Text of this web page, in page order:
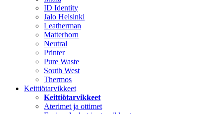
ID Identity
Jalo Helsinki
Leatherman
Matterhorn
Neutral
Printer
Pure Waste
South West
Thermos
Keittiötarvikkeet
Keittiötarvikkeet
Aterimet ja ottimet